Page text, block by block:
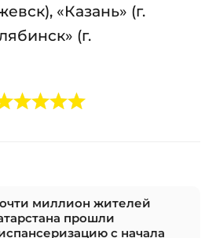
«Казань» (г.
(г.
миллион жителей
прошли
с начала